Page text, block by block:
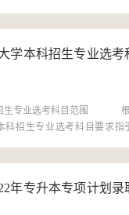
药大学办学类型：公办全日
4136010412办学地址：...
学本科招生专业选考
招生专业选考科目范围 根
科招生专业选考科目要求指
物理生物物理，生物（2门科
）物理，...
年专升本专项计划录